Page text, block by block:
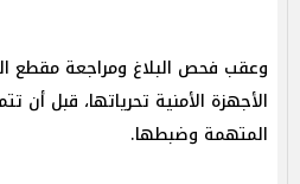
وعقب فحص البلاغ ومراجعة مقطع
الأجهزة الأمنية تحرياتها، قبل
المتهمة وضبطها.